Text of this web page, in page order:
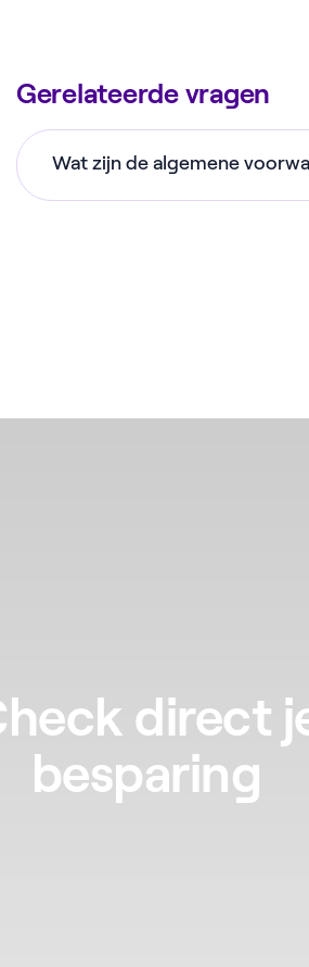
Gerelateerde vragen
Wat zijn de algemene
direct
besparing